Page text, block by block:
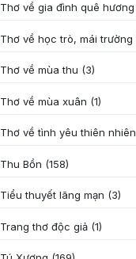
Thơ về gia đình quê hương
Thơ về học trò, mái trường
Thơ về mùa thu (3)
Thơ về mùa xuân (1)
Thơ về tình yêu thiên nhiên
Thu Bồn (158)
Tiểu thuyết lãng mạn (3)
Trang thơ độc giả (1)